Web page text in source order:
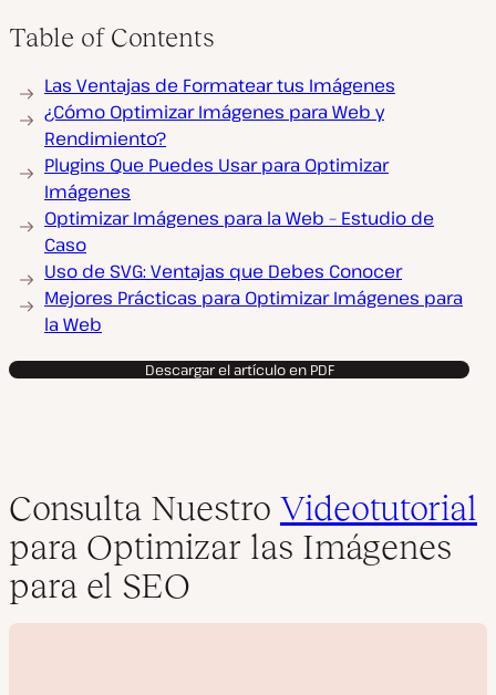
Table of Contents
Las Ventajas de Formatear tus Imágenes
¿Cómo Optimizar Imágenes para Web y
Rendimiento?
Plugins Que Puedes Usar para Optimizar
Imágenes
Optimizar Imágenes para la Web – Estudio de
Caso
Uso de SVG: Ventajas que Debes Conocer
Mejores Prácticas para Optimizar Imágenes para
la Web
Descargar el artículo en PDF
Consulta Nuestro Videotutorial
para Optimizar las Imágenes
para el SEO